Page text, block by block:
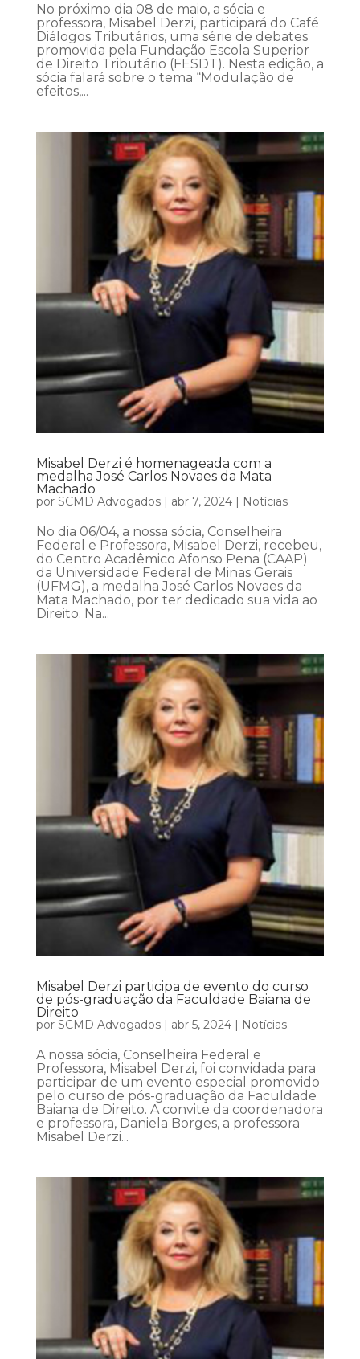
No próximo dia 08 de maio, a sócia e
professora, Misabel Derzi, participará do Café
Diálogos Tributários, uma série de debates
promovida pela Fundação Escola Superior
de Direito Tributário (FESDT). Nesta edição, a
sócia falará sobre o tema “Modulação de
efeitos,...
Misabel Derzi é homenageada com a
medalha José Carlos Novaes da Mata
Machado
por SCMD Advogados| abr 7, 2024| Notícias
No dia 06/04, a nossa sócia, Conselheira
Federal e Professora, Misabel Derzi, recebeu,
do Centro Acadêmico Afonso Pena (CAAP)
da Universidade Federal de Minas Gerais
(UFMG), a medalha José Carlos Novaes da
Mata Machado, por ter dedicado sua vida ao
Direito. Na...
Misabel Derzi participa de evento do curso
de pós-graduação da Faculdade Baiana de
Direito
por SCMD Advogados| abr 5, 2024| Notícias
A nossa sócia, Conselheira Federal e
Professora, Misabel Derzi, foi convidada para
participar de um evento especial promovido
pelo curso de pós-graduação da Faculdade
Baiana de Direito. A convite da coordenadora
e professora, Daniela Borges, a professora
Misabel Derzi...